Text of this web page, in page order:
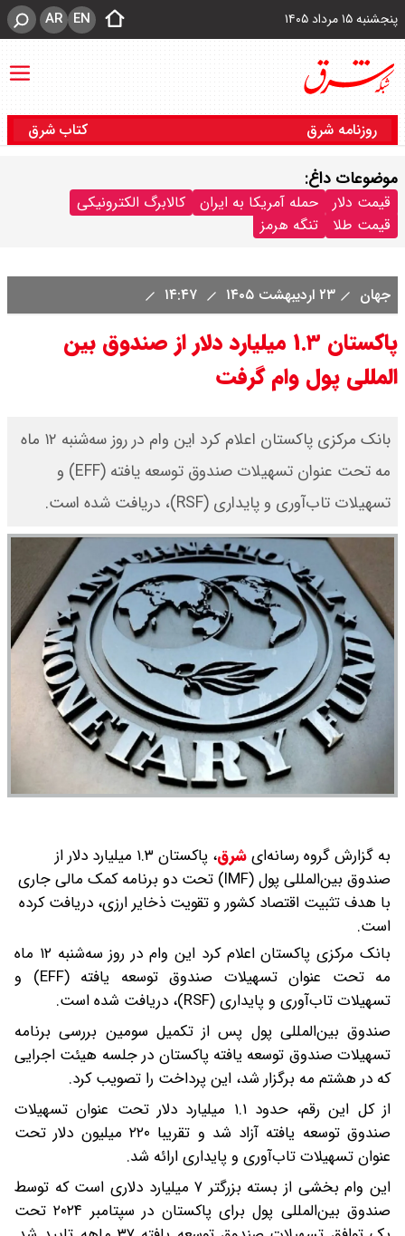
پنجشنبه ۱۵ مرداد ۱۴۰۵ EN
AR
روزنامه شرق کتاب شرق
موضوعات داغ:
قیمت دلار حمله آمریکا به ایران
کالابرگ الکترونیکی
قیمت طلا
تنگه هرمز
جهان ۲۳ اردیبهشت ۱۴۰۵
پاکستان ۱.۳ میلیارد دلار از صندوق بین
المللی پول وام گرفت
بانک مرکزی پاکستان اعلام کرد این وام در روز سه‌شنبه ۱۲ ماه
مه تحت عنوان تسهیلات صندوق توسعه‌ یافته (EFF) و
تسهیلات تاب‌آوری و پایداری (RSF)، دریافت شده است.
به گزارش گروه رسانه‌ایشرق،
پاکستان ۱.۳ میلیارد دلار از
صندوق بین‌المللی پول (IMF) تحت دو برنامه کمک مالی جاری
با هدف تثبیت اقتصاد کشور و تقویت ذخایر ارزی، دریافت کرده
است.
بانک مرکزی پاکستان اعلام کرد این وام در روز سه‌شنبه ۱۲ ماه
مه تحت عنوان تسهیلات صندوق توسعه‌ یافته (EFF) و
تسهیلات تاب‌آوری و پایداری (RSF)، دریافت شده است.
صندوق بین‌المللی پول پس از تکمیل سومین بررسی برنامه
تسهیلات صندوق توسعه‌ یافته پاکستان در جلسه هیئت اجرایی
که در هشتم مه برگزار شد، این پرداخت را تصویب کرد.
از کل این رقم، حدود ۱.۱ میلیارد دلار تحت عنوان تسهیلات
صندوق توسعه‌ یافته آزاد شد و تقریبا ۲۲۰ میلیون دلار تحت
عنوان تسهیلات تاب‌آوری و پایداری ارائه شد.
این وام بخشی از بسته بزرگتر ۷ میلیارد دلاری است که توسط
صندوق بین‌المللی پول برای پاکستان در سپتامبر ۲۰۲۴ تحت